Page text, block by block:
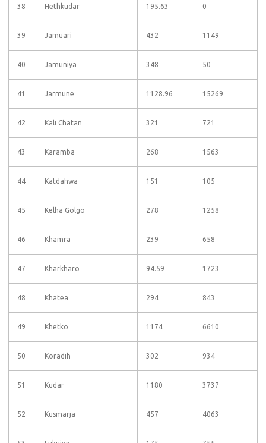
38 Hethkudar 195.63 0
39 Jamuari 432 1149
40 Jamuniya 348 50
41 Jarmune 1128.96 15269
42 Kali Chatan 321 721
43 Karamba 268 1563
44 Katdahwa 151 105
45 Kelha Golgo 278 1258
46 Khamra 239 658
47 Kharkharo 94.59 1723
48 Khatea 294 843
49 Khetko 1174 6610
50 Koradih 302 934
51 Kudar 1180 3737
52 Kusmarja 457 4063